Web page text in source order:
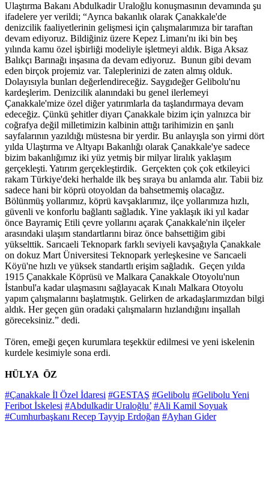
Ulaştırma Bakanı Abdulkadir Uraloğlu konuşmasının devamında şu
ifadelere yer verildi; “Ayrıca bakanlık olarak Çanakkale'de
denizcilik faaliyetlerinin gelişmesi için çalışmalarımıza bir taraftan
devam ediyoruz. Bildiğiniz üzere Kepez Limanı'nı iki bin beş
yılında kamu özel işbirliği modeliyle işletmeyi aldık. Biga Aksaz
Balıkçı Barınağı inşasına da devam ediyoruz. Bunun gibi devam
eden birçok projemiz var. Taleplerinizi de zaten almış olduk.
Dolayısıyla bunları değerlendireceğiz. Saygıdeğer Gelibolu'nu
kardeşlerim. Denizcilik alanındaki bu genel ilerlemeyi
Çanakkale'mize özel diğer yatırımlarla da taşlandırmaya devam
edeceğiz. Çünkü şehitler diyarı Çanakkale bizim için yalnızca bir
coğrafya değil milletimizin kalbinin attığı tarihimizin en şanlı
sayfalarının yazıldığı müstesna bir yerdir. Bu anlayışla son yirmi dört
yılda Ulaştırma ve Altyapı Bakanlığı olarak Çanakkale'ye sadece
bizim bakanlığımız iki yüz yetmiş bir milyar liralık yaklaşım
gerçekleşti. Yatırım gerçekleştirdik. Gerçekten çok çok etkileyici
rakam Türkiye'deki herhalde ilk beş sıraya bu anlamda alır. Tabii biz
sadece hani bir köprü otoyoldan da bahsetmemiş olacağız.
Bölünmüş yollarımız, köprü kavşaklarımız, ilçe yollarımıza hızlı,
güvenli ve konforlu bağlantı sağladık. Yine yaklaşık iki yıl kadar
önce Bayramiç Etili çevre yollarını açarak Çanakkale'nin ilçeler
arasındaki ulaşım standartlarını biraz önce bahsettiğim gibi
yükselttik. Sarıcaeli Teknopark farklı seviyeli kavşağıyla Çanakkale
on dokuz Mart Üniversitesi Teknopark yerleşkesine ve Sarıcaeli
Köyü'ne hızlı ve yüksek standartlı erişim sağladık. Geçen yılda
1915 Çanakkale Köprüsü ve Malkara Çanakkale Otoyolu'nun
İstanbul'a kadar ulaşmasını sağlayacak Kınalı Malkara Otoyolu
yapım çalışmalarını başlatmıştık. Gelirken de arkadaşlarımızdan bilgi
aldık. Her geçen gün oradaki çalışmaların hızlandığını inşallah
göreceksiniz.” dedi.
Tören, emeği geçen kurumlara teşekkür edilmesi ve yeni iskelenin
kurdele kesimiyle sona erdi.
HÜLYA ÖZ
#Çanakkale İl Özel İdaresi #GESTAŞ #Gelibolu #Gelibolu Yeni
Feribot İskelesi #Abdulkadir Uraloğlu’ #Ali Kamil Soyuak
#Cumhurbaşkanı Recep Tayyip Erdoğan #Ayhan Gider